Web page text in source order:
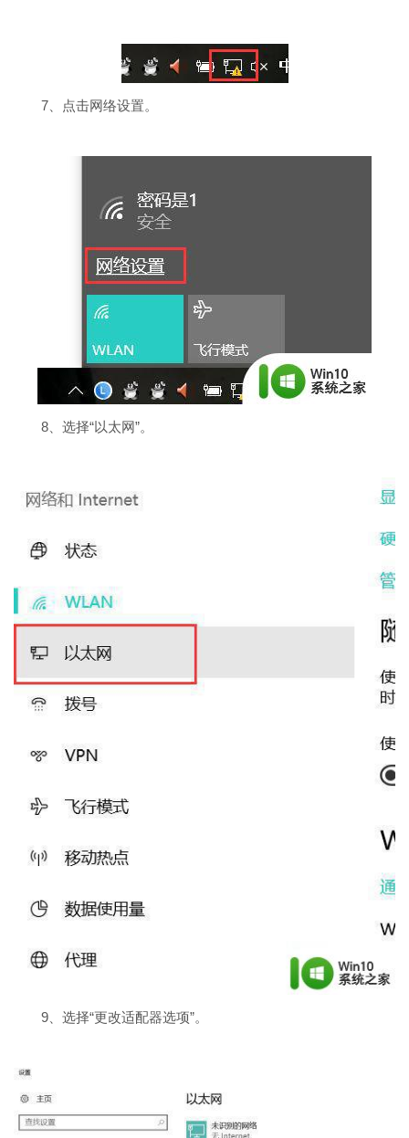
7、点击网络设置。
8、选择“以太网”。
9、选择“更改适配器选项”。